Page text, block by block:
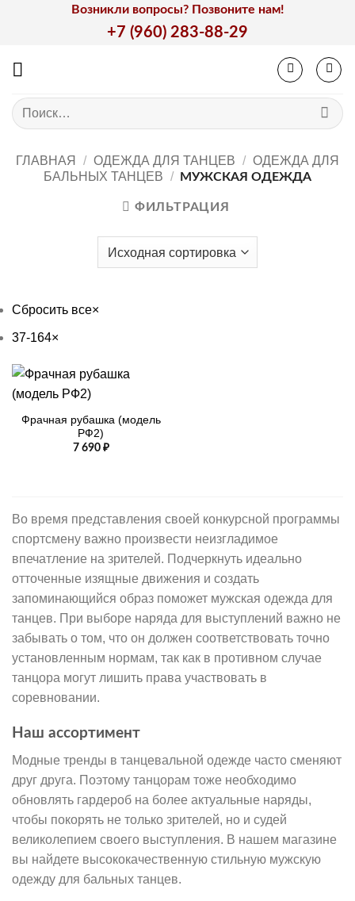
Возникли вопросы? Позвоните нам!
+7 (960) 283-88-29
Искать:
ГЛАВНАЯ / ОДЕЖДА ДЛЯ ТАНЦЕВ / ОДЕЖДА ДЛЯ
БАЛЬНЫХ ТАНЦЕВ / МУЖСКАЯ ОДЕЖДА
ФИЛЬТРАЦИЯ
Сбросить все×
37-164×
Фрачная рубашка (модель
РФ2)
7 690 ₽
Во время представления своей конкурсной программы
спортсмену важно произвести неизгладимое
впечатление на зрителей. Подчеркнуть идеально
отточенные изящные движения и создать
запоминающийся образ поможет мужская одежда для
танцев. При выборе наряда для выступлений важно не
забывать о том, что он должен соответствовать точно
установленным нормам, так как в противном случае
танцора могут лишить права участвовать в
соревновании.
Наш ассортимент
Модные тренды в танцевальной одежде часто сменяют
друг друга. Поэтому танцорам тоже необходимо
обновлять гардероб на более актуальные наряды,
чтобы покорять не только зрителей, но и судей
великолепием своего выступления. В нашем магазине
вы найдете высококачественную стильную мужскую
одежду для бальных танцев.